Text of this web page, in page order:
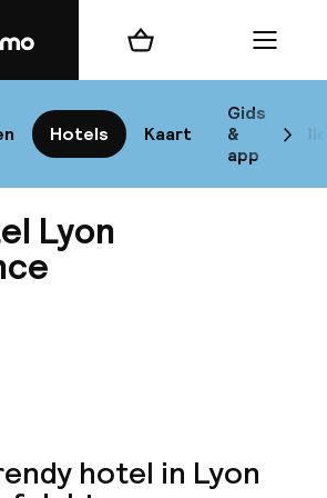
Hotels Kaart
Gids
&
app
Winkelmand Menu
Lyon
hotel in Lyon